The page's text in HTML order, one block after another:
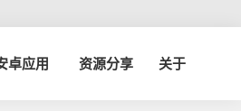
卓应用 资源分享 关于